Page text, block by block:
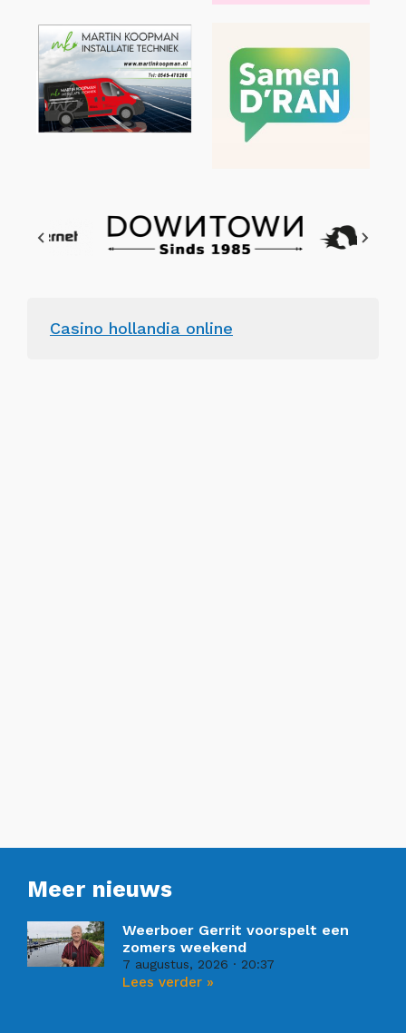
Casino hollandia online
Meer nieuws
Weerboer Gerrit voorspelt een
zomers weekend
7 augustus, 2026 20:37
Lees verder »